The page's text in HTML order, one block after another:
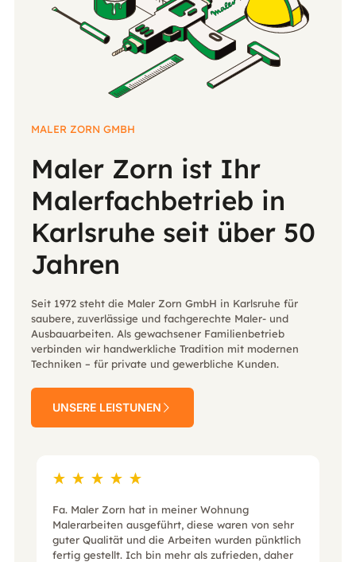
MALER ZORN GMBH
Maler Zorn ist Ihr
Malerfachbetrieb in
Karlsruhe seit über 50
Jahren
Seit 1972 steht die Maler Zorn GmbH in Karlsruhe für
saubere, zuverlässige und fachgerechte Maler- und
Ausbauarbeiten. Als gewachsener Familienbetrieb
verbinden wir handwerkliche Tradition mit modernen
Techniken – für private und gewerbliche Kunden.
UNSERE LEISTUNEN
Fa. Maler Zorn hat in meiner Wohnung
Malerarbeiten ausgeführt, diese waren von sehr
guter Qualität und die Arbeiten wurden pünktlich
fertig gestellt. Ich bin mehr als zufrieden, daher